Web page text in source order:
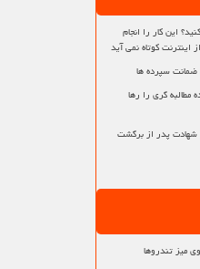
این کار را انجام
اینترنت کوتاه نمی آید
سپرده ها
مطالبه گری را رها
شهادت پدر از برگشت
میز تندروها